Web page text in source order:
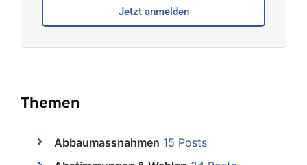
Jetzt anmelden
Themen
Abbaumassnahmen 15 Posts